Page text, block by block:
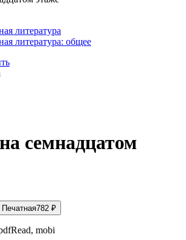
литература
литература: общее
семнадцатом
Печатная782 ₽
mobi